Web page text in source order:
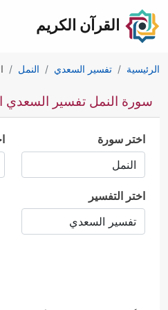
القرآن الكريم
الرئيسية تفسير السعدي النمل
سورة النمل تفسير السعدي
اختر سورة
اختر التفسير